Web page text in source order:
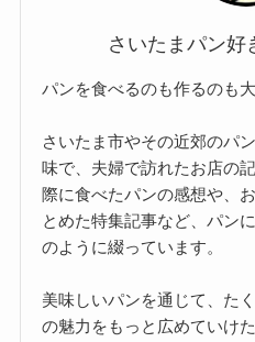
さいたまパン好
パンを食べるのも作るのも
さいたま市やその近郊のパ
味で、夫婦で訪れたお店の
際に食べたパンの感想や、
とめた特集記事など、パン
のように綴っています。
美味しいパンを通じて、た
の魅力をもっと広めていけ